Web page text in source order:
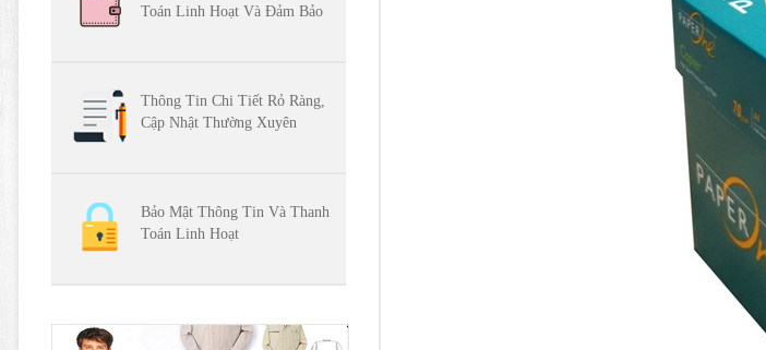
Toán Linh Hoạt Và Đảm Bảo
Thông Tin Chi Tiết Rỏ Ràng,
Cập Nhật Thường Xuyên
Bảo Mật Thông Tin Và Thanh
Toán Linh Hoạt